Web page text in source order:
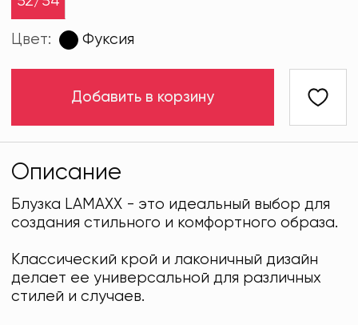
Цвет: Фуксия
Добавить в корзину
Описание
Блузка LAMAXX - это идеальный выбор для
создания стильного и комфортного образа.
Классический крой и лаконичный дизайн
делает ее универсальной для различных
стилей и случаев.